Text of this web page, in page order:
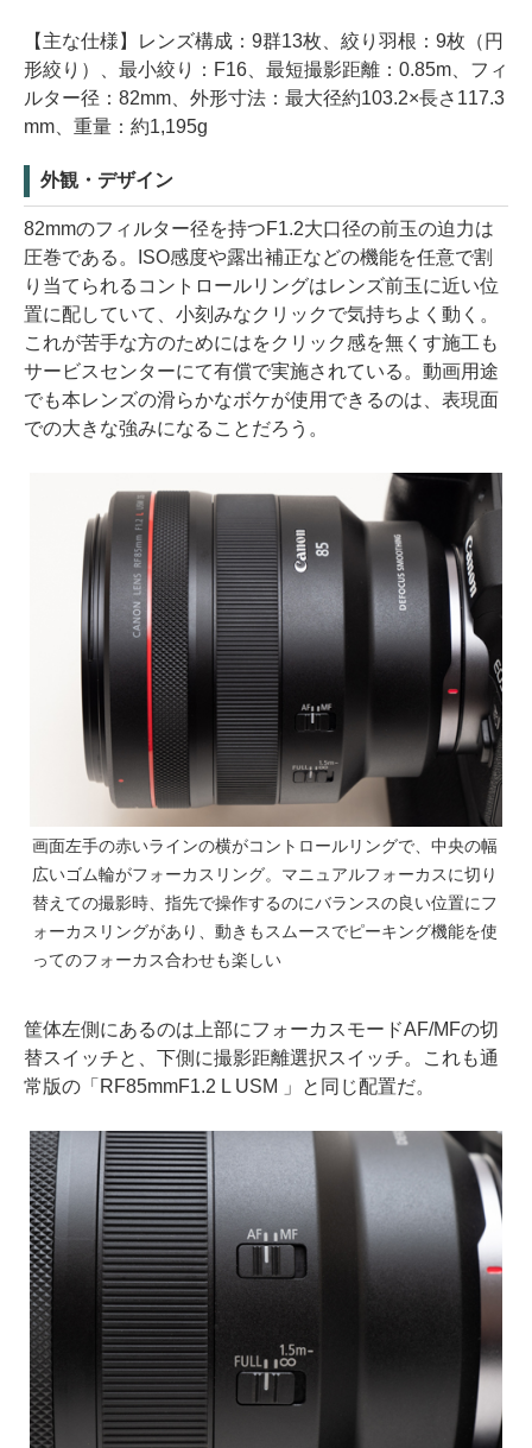
【主な仕様】レンズ構成：9群13枚、絞り羽根：9枚（円
形絞り）、最小絞り：F16、最短撮影距離：0.85m、フィ
ルター径：82mm、外形寸法：最大径約103.2×長さ117.3
mm、重量：約1,195g
外観・デザイン
82mmのフィルター径を持つF1.2大口径の前玉の迫力は
圧巻である。ISO感度や露出補正などの機能を任意で割
り当てられるコントロールリングはレンズ前玉に近い位
置に配していて、小刻みなクリックで気持ちよく動く。
これが苦手な方のためにはをクリック感を無くす施工も
サービスセンターにて有償で実施されている。動画用途
でも本レンズの滑らかなボケが使用できるのは、表現面
での大きな強みになることだろう。
画面左手の赤いラインの横がコントロールリングで、中央の幅
広いゴム輪がフォーカスリング。マニュアルフォーカスに切り
替えての撮影時、指先で操作するのにバランスの良い位置にフ
ォーカスリングがあり、動きもスムースでピーキング機能を使
ってのフォーカス合わせも楽しい
筐体左側にあるのは上部にフォーカスモードAF/MFの切
替スイッチと、下側に撮影距離選択スイッチ。これも通
常版の「RF85mmF1.2 L USM 」と同じ配置だ。